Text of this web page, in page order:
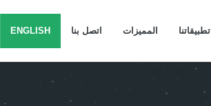
تطبيقاتنا المميزات اتصل بنا ENGLISH
الجديد لإدارة المرور